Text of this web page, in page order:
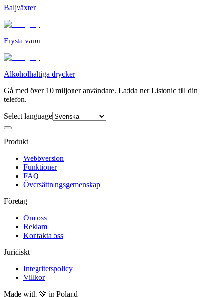
Baljväxter
Frysta varor
Alkoholhaltiga drycker
Gå med över 10 miljoner användare. Ladda ner Listonic till din
telefon.
Select language
Produkt
Webbversion
Funktioner
FAQ
Översättningsgemenskap
Företag
Om oss
Reklam
Kontakta oss
Juridiskt
Integritetspolicy
Villkor
Made with 💚 in Poland